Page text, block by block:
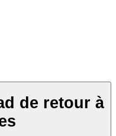
de retour à